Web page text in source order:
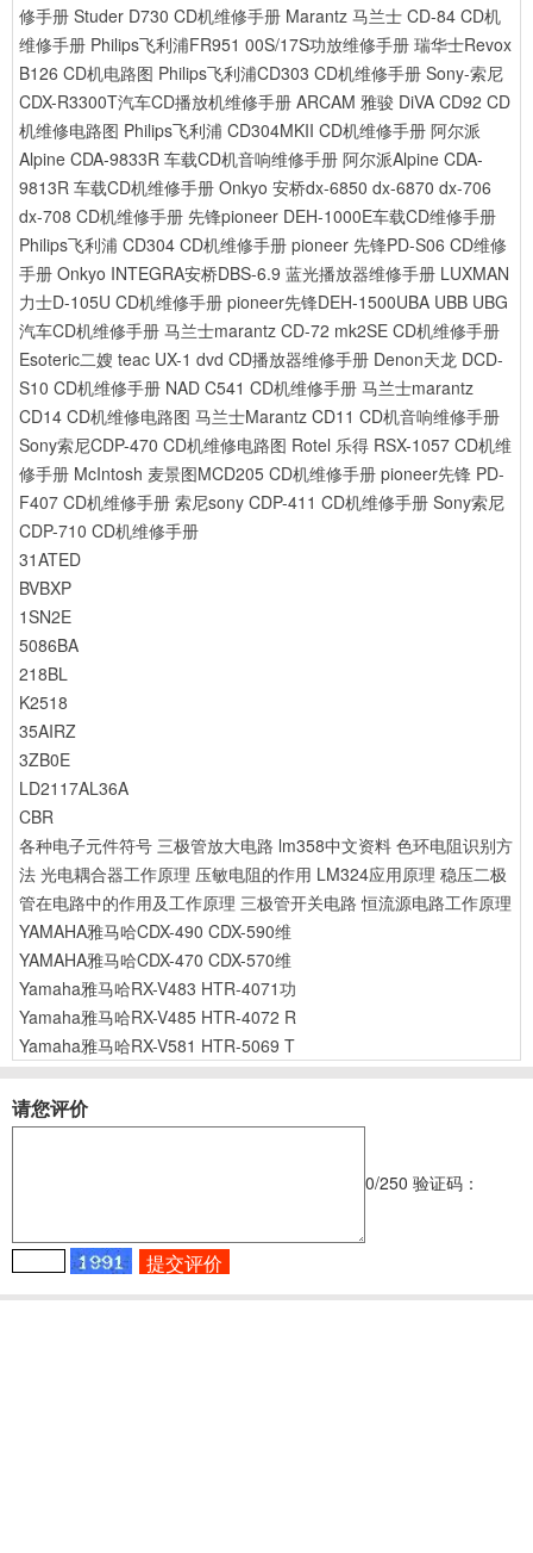
修手册 Studer D730 CD机维修手册 Marantz 马兰士 CD-84 CD机
维修手册 Philips飞利浦FR951 00S/17S功放维修手册 瑞华士Revox
B126 CD机电路图 Philips飞利浦CD303 CD机维修手册 Sony-索尼
CDX-R3300T汽车CD播放机维修手册 ARCAM 雅骏 DiVA CD92 CD
机维修电路图 Philips飞利浦 CD304MKII CD机维修手册 阿尔派
Alpine CDA-9833R 车载CD机音响维修手册 阿尔派Alpine CDA-
9813R 车载CD机维修手册 Onkyo 安桥dx-6850 dx-6870 dx-706
dx-708 CD机维修手册 先锋pioneer DEH-1000E车载CD维修手册
Philips飞利浦 CD304 CD机维修手册 pioneer 先锋PD-S06 CD维修
手册 Onkyo INTEGRA安桥DBS-6.9 蓝光播放器维修手册 LUXMAN
力士D-105U CD机维修手册 pioneer先锋DEH-1500UBA UBB UBG
汽车CD机维修手册 马兰士marantz CD-72 mk2SE CD机维修手册
Esoteric二嫂 teac UX-1 dvd CD播放器维修手册 Denon天龙 DCD-
S10 CD机维修手册 NAD C541 CD机维修手册 马兰士marantz
CD14 CD机维修电路图 马兰士Marantz CD11 CD机音响维修手册
Sony索尼CDP-470 CD机维修电路图 Rotel 乐得 RSX-1057 CD机维
修手册 McIntosh 麦景图MCD205 CD机维修手册 pioneer先锋 PD-
F407 CD机维修手册 索尼sony CDP-411 CD机维修手册 Sony索尼
CDP-710 CD机维修手册
31ATED
BVBXP
1SN2E
5086BA
218BL
K2518
35AIRZ
3ZB0E
LD2117AL36A
CBR
各种电子元件符号 三极管放大电路 lm358中文资料 色环电阻识别方
法 光电耦合器工作原理 压敏电阻的作用 LM324应用原理 稳压二极
管在电路中的作用及工作原理 三极管开关电路 恒流源电路工作原理
YAMAHA雅马哈CDX-490 CDX-590维
YAMAHA雅马哈CDX-470 CDX-570维
Yamaha雅马哈RX-V483 HTR-4071功
Yamaha雅马哈RX-V485 HTR-4072 R
Yamaha雅马哈RX-V581 HTR-5069 T
请您评价
0/250 验证码：